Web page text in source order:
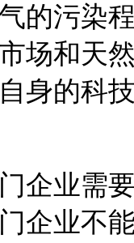
的污染
场和天
身的科
业需要
企业不